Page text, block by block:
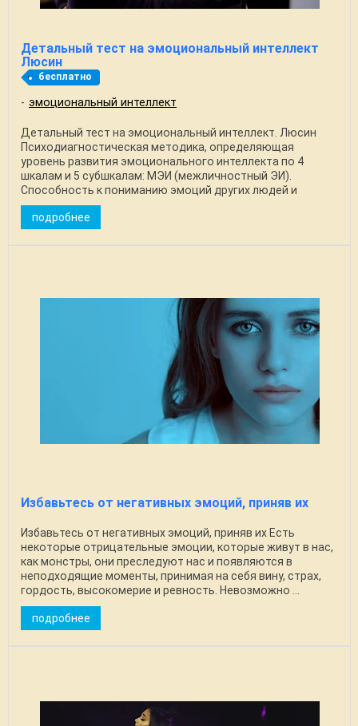
Детальный тест на эмоциональный интеллект
Люсин
бесплатно
эмоциональный интеллект
Детальный тест на эмоциональный интеллект. Люсин
Психодиагностическая методика, определяющая
уровень развития эмоционального интеллекта по 4
шкалам и 5 субшкалам: МЭИ (межличностный ЭИ).
Способность к пониманию эмоций других людей и
управлению ими. ...
подробнее
Избавьтесь от негативных эмоций, приняв их
Избавьтесь от негативных эмоций, приняв их Есть
некоторые отрицательные эмоции, которые живут в нас,
как монстры, они преследуют нас и появляются в
неподходящие моменты, принимая на себя вину, страх,
гордость, высокомерие и ревность. Невозможно ...
подробнее